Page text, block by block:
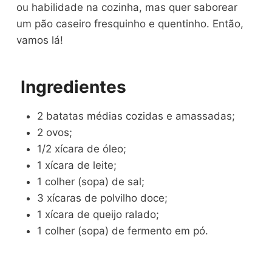
ou habilidade na cozinha, mas quer saborear
um pão caseiro fresquinho e quentinho. Então,
vamos lá!
Ingredientes
2 batatas médias cozidas e amassadas;
2 ovos;
1/2 xícara de óleo;
1 xícara de leite;
1 colher (sopa) de sal;
3 xícaras de polvilho doce;
1 xícara de queijo ralado;
1 colher (sopa) de fermento em pó.